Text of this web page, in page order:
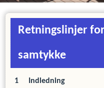
Retningslinjer
samtykke
Indledning